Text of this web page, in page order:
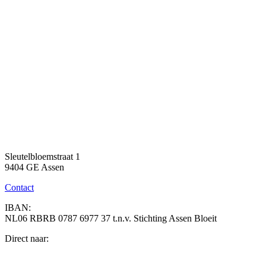
Sleutelbloemstraat 1
9404 GE Assen
Contact
IBAN:
NL06 RBRB 0787 6977 37 t.n.v. Stichting Assen Bloeit
Direct naar: